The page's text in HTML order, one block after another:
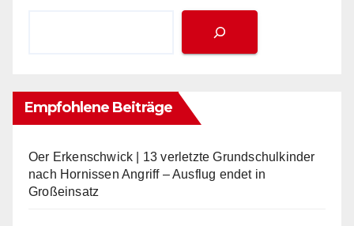
Empfohlene Beiträge
Oer Erkenschwick | 13 verletzte Grundschulkinder
nach Hornissen Angriff – Ausflug endet in
Großeinsatz